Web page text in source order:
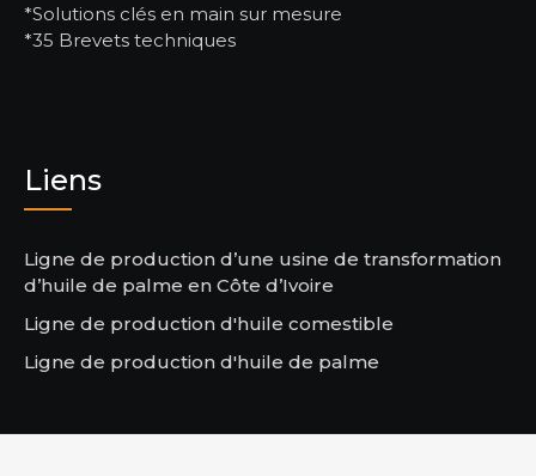
*Solutions clés en main sur mesure
*35 Brevets techniques
Liens
Ligne de production d’une usine de transformation
d’huile de palme en Côte d’Ivoire
Ligne de production d'huile comestible
Ligne de production d'huile de palme